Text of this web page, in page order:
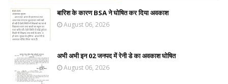
बारिश के कारण BSA ने घोषित कर दिया अवकाश
August 06, 2026
अभी अभी इन 02 जनपद में रेनी डे का अवकाश घोषित
August 06, 2026